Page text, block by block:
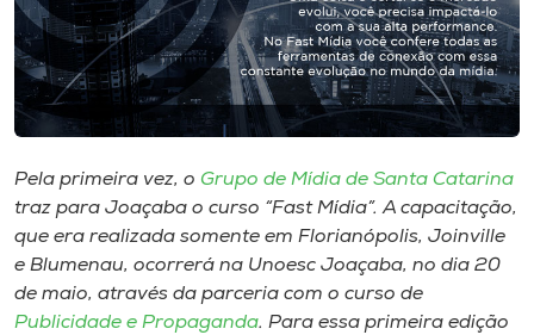
Biblioteca
Editora
Rádio
Museu
Unoesc
Pela primeira vez, o Grupo de Mídia de Santa Catarina
traz para Joaçaba o curso “Fast Mídia”. A capacitação,
que era realizada somente em Florianópolis, Joinville
e Blumenau, ocorrerá na Unoesc Joaçaba, no dia 20
de maio, através da parceria com o curso de
Publicidade e Propaganda. Para essa primeira edição